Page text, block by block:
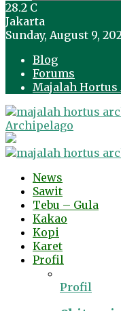
28.2 C
Jakarta
Sunday, August 9,
Blog
Forums
Majalah
Archipelago
News
Sawit
Tebu – Gula
Kakao
Kopi
Karet
Profil
Profil